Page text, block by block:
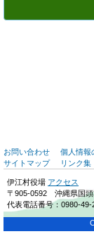
お問い合わせ 個人情報
サイトマップ
リンク集
伊江村役場 アクセス
〒905-0592 沖縄県国頭
代表電話番号：0980-49-